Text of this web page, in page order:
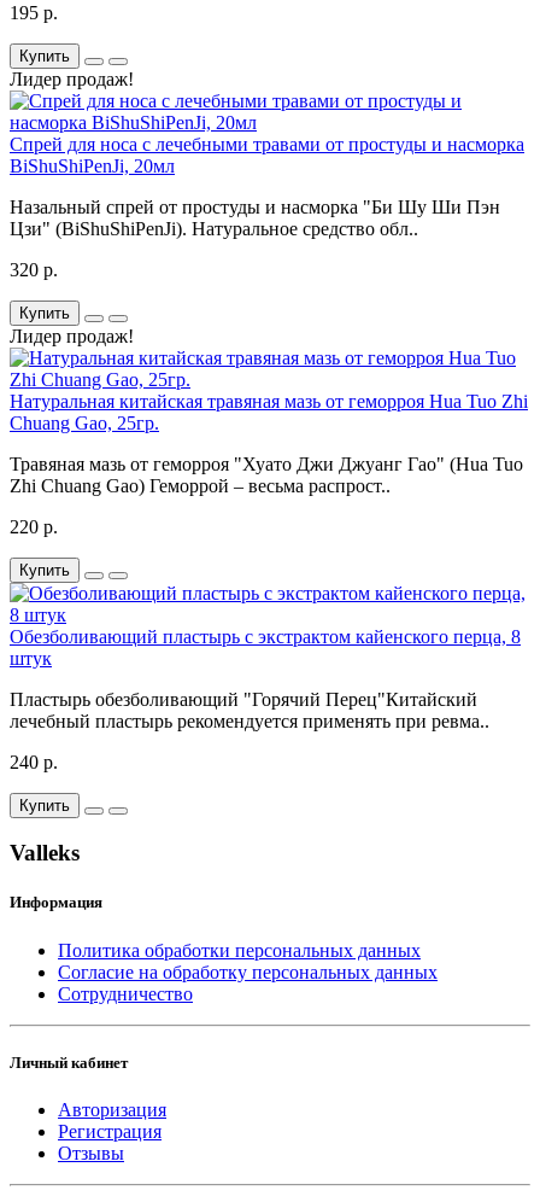
195 р.
Купить
Лидер продаж!
Спрей для носа с лечебными травами от простуды и насморка
BiShuShiPenJi, 20мл
Назальный спрей от простуды и насморка "Би Шу Ши Пэн
Цзи" (BiShuShiPenJi). Натуральное средство обл..
320 р.
Купить
Лидер продаж!
Натуральная китайская травяная мазь от геморроя Hua Tuo Zhi
Chuang Gao, 25гр.
Травяная мазь от геморроя "Хуато Джи Джуанг Гао" (Hua Tuo
Zhi Chuang Gao) Геморрой – весьма распрост..
220 р.
Купить
Обезболивающий пластырь с экстрактом кайенского перца, 8
штук
Пластырь обезболивающий "Горячий Перец"Китайский
лечебный пластырь рекомендуется применять при ревма..
240 р.
Купить
Valleks
Информация
Политика обработки персональных данных
Согласие на обработку персональных данных
Сотрудничество
Личный кабинет
Авторизация
Регистрация
Отзывы